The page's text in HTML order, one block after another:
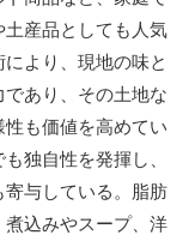
産品としても人気
より、現地の味と
あり、その土地な
も価値を高めてい
独自性を発揮し、
与している。脂肪
込みやスープ、洋